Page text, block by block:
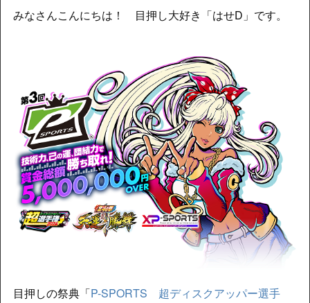
みなさんこんにちは！ 目押し大好き「はせD」です。
目押しの祭典「P-SPORTS 超ディスクアッパー選手